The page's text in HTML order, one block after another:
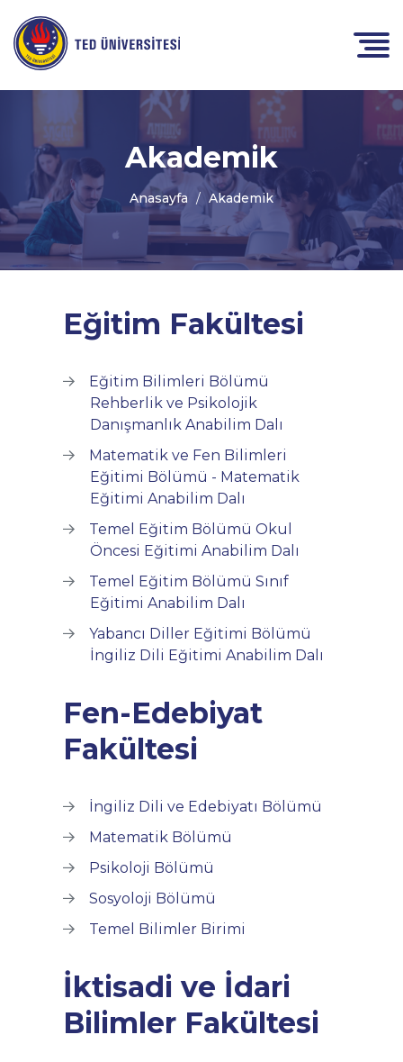
Akademik
Anasayfa Akademik
Eğitim Fakültesi
Eğitim Bilimleri Bölümü
Rehberlik ve Psikolojik
Danışmanlık Anabilim Dalı
Matematik ve Fen Bilimleri
Eğitimi Bölümü - Matematik
Eğitimi Anabilim Dalı
Temel Eğitim Bölümü Okul
Öncesi Eğitimi Anabilim Dalı
Temel Eğitim Bölümü Sınıf
Eğitimi Anabilim Dalı
Yabancı Diller Eğitimi Bölümü
İngiliz Dili Eğitimi Anabilim Dalı
Fen-Edebiyat
Fakültesi
İngiliz Dili ve Edebiyatı Bölümü
Matematik Bölümü
Psikoloji Bölümü
Sosyoloji Bölümü
Temel Bilimler Birimi
İktisadi ve İdari
Bilimler Fakültesi